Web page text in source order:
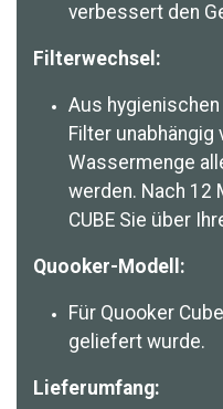
verbessert den
Filterwechsel:
Aus hygienischen
Filter unabhängig
Wassermenge
werden. Nach 12
CUBE Sie über
Quooker-Modell:
Für Quooker
geliefert wurde.
Lieferumfang: